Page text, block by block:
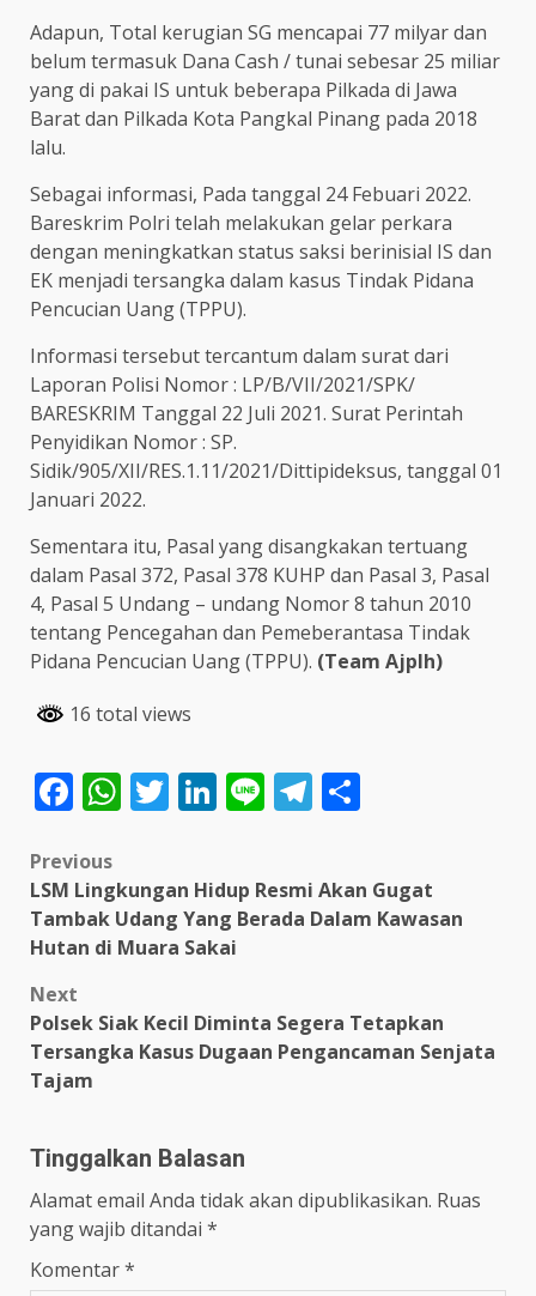
Adapun, Total kerugian SG mencapai 77 milyar dan
belum termasuk Dana Cash / tunai sebesar 25 miliar
yang di pakai IS untuk beberapa Pilkada di Jawa
Barat dan Pilkada Kota Pangkal Pinang pada 2018
lalu.
Sebagai informasi, Pada tanggal 24 Febuari 2022.
Bareskrim Polri telah melakukan gelar perkara
dengan meningkatkan status saksi berinisial IS dan
EK menjadi tersangka dalam kasus Tindak Pidana
Pencucian Uang (TPPU).
Informasi tersebut tercantum dalam surat dari
Laporan Polisi Nomor : LP/B/VII/2021/SPK/
BARESKRIM Tanggal 22 Juli 2021. Surat Perintah
Penyidikan Nomor : SP.
Sidik/905/XII/RES.1.11/2021/Dittipideksus, tanggal 01
Januari 2022.
Sementara itu, Pasal yang disangkakan tertuang
dalam Pasal 372, Pasal 378 KUHP dan Pasal 3, Pasal
4, Pasal 5 Undang – undang Nomor 8 tahun 2010
tentang Pencegahan dan Pemeberantasa Tindak
Pidana Pencucian Uang (TPPU). (Team Ajplh)
16 total views
Facebook
WhatsApp
Twitter
LinkedIn
LineTelegram
Post
navigation
Previous
LSM Lingkungan Hidup Resmi Akan Gugat
Tambak Udang Yang Berada Dalam Kawasan
Hutan di Muara Sakai
Next
Polsek Siak Kecil Diminta Segera Tetapkan
Tersangka Kasus Dugaan Pengancaman Senjata
Tajam
Tinggalkan Balasan
Alamat email Anda tidak akan dipublikasikan. Ruas
yang wajib ditandai *
Komentar*